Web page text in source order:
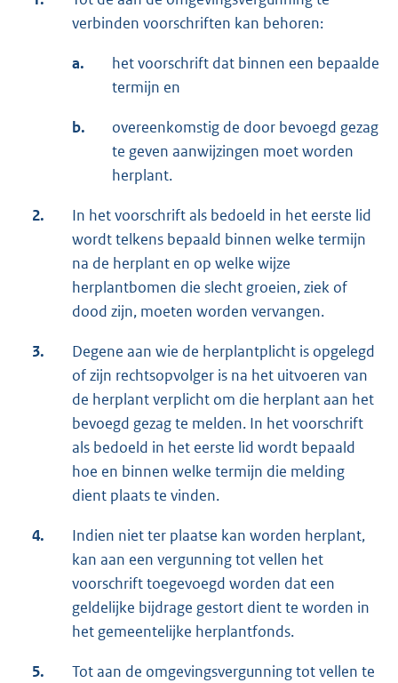
verbinden voorschriften kan behoren:
a.
het voorschrift dat binnen een bepaalde
termijn en
b.
overeenkomstig de door bevoegd gezag
te geven aanwijzingen moet worden
herplant.
2.
In het voorschrift als bedoeld in het eerste lid
wordt telkens bepaald binnen welke termijn
na de herplant en op welke wijze
herplantbomen die slecht groeien, ziek of
dood zijn, moeten worden vervangen.
3.
Degene aan wie de herplantplicht is opgelegd
of zijn rechtsopvolger is na het uitvoeren van
de herplant verplicht om die herplant aan het
bevoegd gezag te melden. In het voorschrift
als bedoeld in het eerste lid wordt bepaald
hoe en binnen welke termijn die melding
dient plaats te vinden.
4.
Indien niet ter plaatse kan worden herplant,
kan aan een vergunning tot vellen het
voorschrift toegevoegd worden dat een
geldelijke bijdrage gestort dient te worden in
het gemeentelijke herplantfonds.
5.
Tot aan de omgevingsvergunning tot vellen te